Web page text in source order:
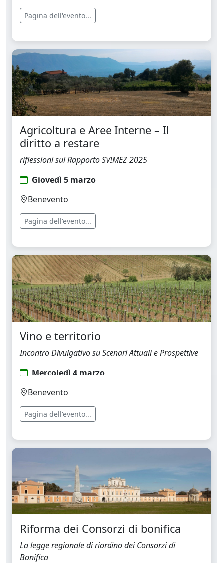
Pagina dell'evento...
Agricoltura e Aree Interne – Il
diritto a restare
riflessioni sul Rapporto SVIMEZ 2025
Giovedì 5 marzo
Benevento
Pagina dell'evento...
Vino e territorio
Incontro Divulgativo su Scenari Attuali e Prospettive
Mercoledì 4 marzo
Benevento
Pagina dell'evento...
Riforma dei Consorzi di bonifica
La legge regionale di riordino dei Consorzi di
Bonifica